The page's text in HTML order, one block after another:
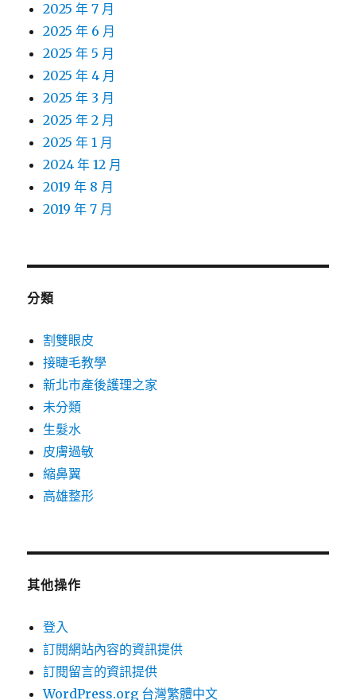
2025 年 7 月
2025 年 6 月
2025 年 5 月
2025 年 4 月
2025 年 3 月
2025 年 2 月
2025 年 1 月
2024 年 12 月
2019 年 8 月
2019 年 7 月
分類
割雙眼皮
接睫毛教學
新北市產後護理之家
未分類
生髮水
皮膚過敏
縮鼻翼
高雄整形
其他操作
登入
訂閱網站內容的資訊提供
訂閱留言的資訊提供
WordPress.org 台灣繁體中文